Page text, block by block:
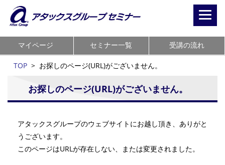
マイページ セミナー一覧 受講の流れ
TOP > お探しのページ(URL)がございません。
お探しのページ(URL)がございません。
アタックスグループのウェブサイトにお越し頂き、ありがと
うございます。
このページはURLが存在しない、または変更されました。